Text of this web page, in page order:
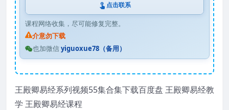
点击联系
课程网络收集，尽可能修复完整。
介意勿下载
也加微信yiguoxue78（备用）
王殿卿易经系列视频55集合集下载百度盘 王殿卿易经教
学 王殿卿易经课程